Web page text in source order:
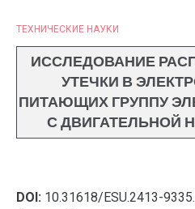
ТЕХНИЧЕСКИЕ НАУКИ
ИССЛЕДОВАНИЕ
УТЕЧКИ В
ПИТАЮЩИХ ГРУППУ
С ДВИГАТЕЛЬНОЙ
DOI: 10.31618/ESU.2413-